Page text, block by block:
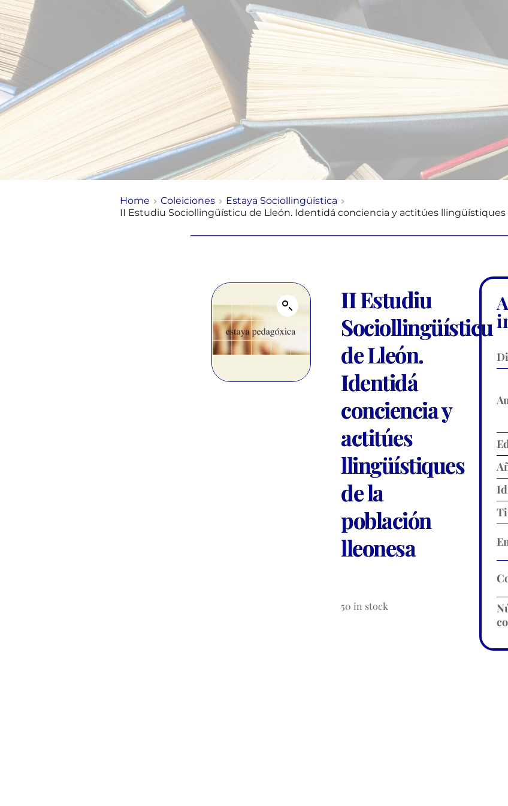
Home Coleiciones
Estaya Sociollingüística
II Estudiu Sociollingüísticu de Lleón. Identidá conciencia y actitúes llingüístiques
II Estudiu
Sociollingüísticu
de Lleón.
Identidá
conciencia y
actitúes
llingüístiques
de la
población
lleonesa
50 in stock